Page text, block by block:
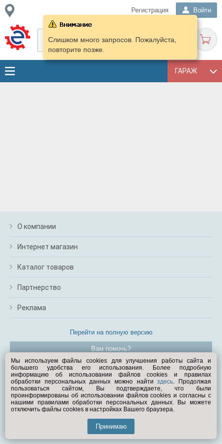
Регистрация Войти
ГАРАЖ
Слишком много запросов. Пожалуйста,
повторите позже.
О компании
Интернет магазин
Каталог товаров
Партнерство
Реклама
Перейти на полную версию
Вам помочь?
© Exist.ru 1998—2026
Мы используем файлы cookies для улучшения работы сайта и
большего удобства его использования. Более подробную
информацию об использовании файлов cookies и правилах
обработки персональных данных можно найтиздесь. Продолжая
пользоваться сайтом, Вы подтверждаете, что были
проинформированы об использовании файлов cookies и согласны с
нашими правилами обработки персональных данных. Вы можете
отключить файлы cookies в настройках Вашего браузера.
Принимаю